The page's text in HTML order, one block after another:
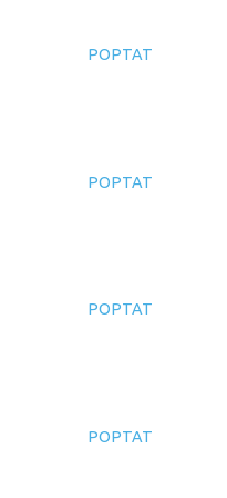
POPTAT
POPTAT
POPTAT
POPTAT